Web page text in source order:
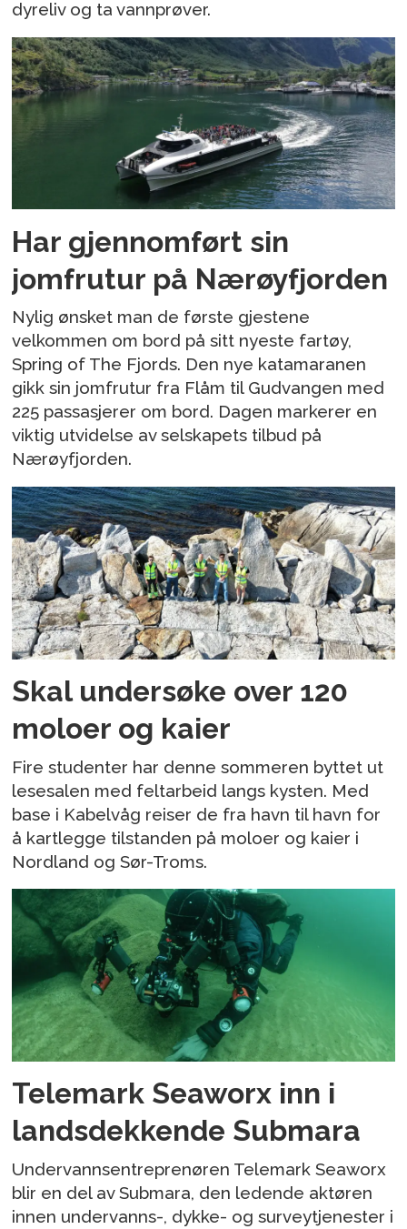
dyreliv og ta vannprøver.
Har gjennomført sin
jomfrutur på Nærøyfjorden
Nylig ønsket man de første gjestene
velkommen om bord på sitt nyeste fartøy,
Spring of The Fjords. Den nye katamaranen
gikk sin jomfrutur fra Flåm til Gudvangen med
225 passasjerer om bord. Dagen markerer en
viktig utvidelse av selskapets tilbud på
Nærøyfjorden.
Skal undersøke over 120
moloer og kaier
Fire studenter har denne sommeren byttet ut
lesesalen med feltarbeid langs kysten. Med
base i Kabelvåg reiser de fra havn til havn for
å kartlegge tilstanden på moloer og kaier i
Nordland og Sør-Troms.
Telemark Seaworx inn i
landsdekkende Submara
Undervannsentreprenøren Telemark Seaworx
blir en del av Submara, den ledende aktøren
innen undervanns-, dykke- og surveytjenester i